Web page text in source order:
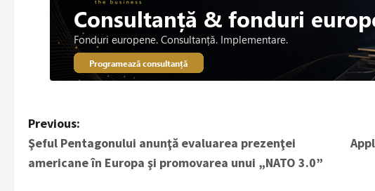
P
o
Previous:
Şeful Pentagonului anunţă evaluarea prezenţei
americane în Europa şi promovarea unui „NATO 3.0”